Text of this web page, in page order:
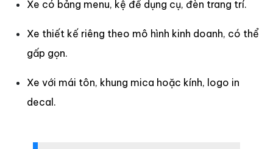
Xe có bảng menu, kệ để dụng cụ, đèn trang trí.
Xe thiết kế riêng theo mô hình kinh doanh, có thể
gấp gọn.
Xe với mái tôn, khung mica hoặc kính, logo in
decal.